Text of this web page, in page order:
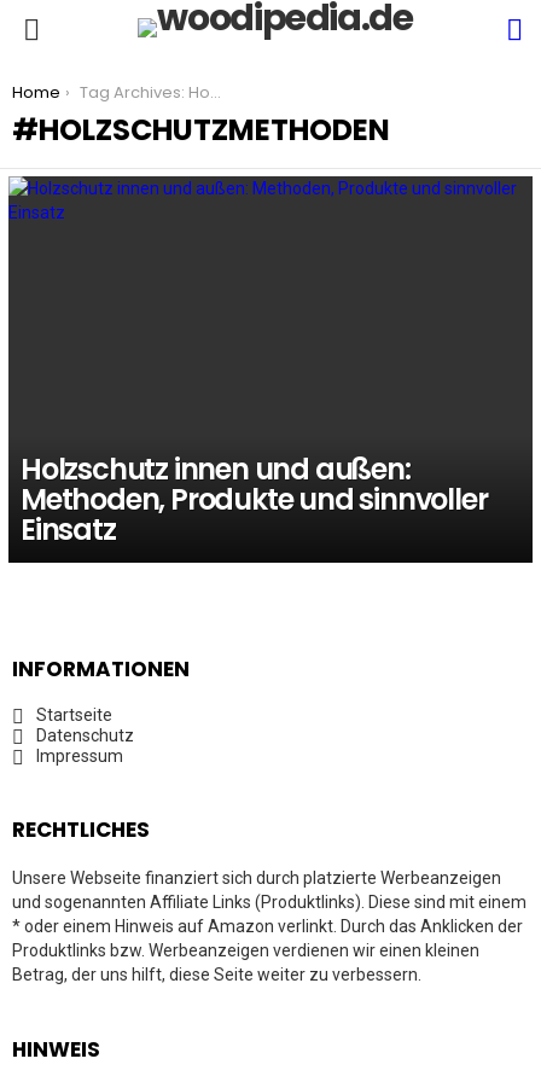
You are here:
Home Tag Archives: Holzschutzmethoden
HOLZSCHUTZMETHODEN
LATEST
Holzschutz innen und außen:
Methoden, Produkte und sinnvoller
Einsatz
INFORMATIONEN
Startseite
Datenschutz
Impressum
RECHTLICHES
Unsere Webseite finanziert sich durch platzierte Werbeanzeigen
und sogenannten Affiliate Links (Produktlinks). Diese sind mit einem
* oder einem Hinweis auf Amazon verlinkt. Durch das Anklicken der
Produktlinks bzw. Werbeanzeigen verdienen wir einen kleinen
Betrag, der uns hilft, diese Seite weiter zu verbessern.
HINWEIS